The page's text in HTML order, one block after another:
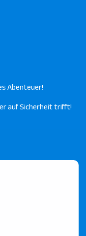
Abenteuer!
auf Sicherheit trifft!